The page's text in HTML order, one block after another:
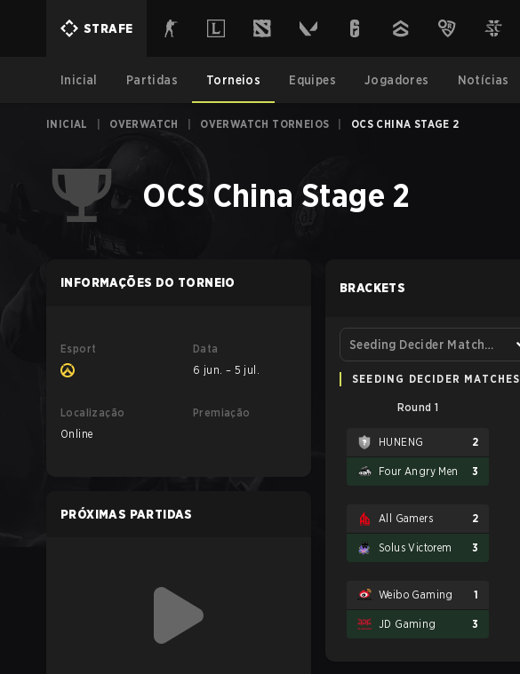
STRAFE
Inicial Partidas Torneios Equipes Jogadores Notícias
INICIAL OVERWATCH OVERWATCH TORNEIOS OCS CHINA STAGE 2
OCS China Stage 2
INFORMAÇÕES DO TORNEIO
Esport
Data
6 jun. – 5 jul.
Localização
Online
Premiação
PRÓXIMAS PARTIDAS
BRACKETS
Seeding Decider Matches
SEEDING DECIDER MATCHES
Round 1
HUNENG 2
Four Angry Men 3
All Gamers 2
Solus Victorem 3
Weibo Gaming 1
JD Gaming 3